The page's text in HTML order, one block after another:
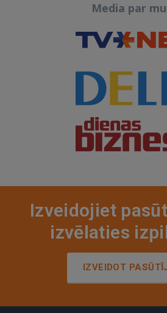
Media par
Izveidojiet
izvēlaties
IZVEIDOT